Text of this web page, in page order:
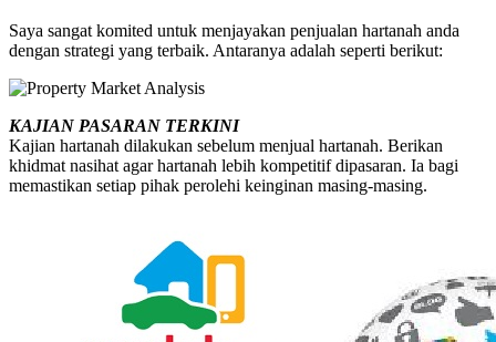
Saya sangat komited untuk menjayakan penjualan hartanah anda
dengan strategi yang terbaik. Antaranya adalah seperti berikut:
KAJIAN PASARAN TERKINI
Kajian hartanah dilakukan sebelum menjual hartanah. Berikan
khidmat nasihat agar hartanah lebih kompetitif dipasaran. Ia bagi
memastikan setiap pihak perolehi keinginan masing-masing.